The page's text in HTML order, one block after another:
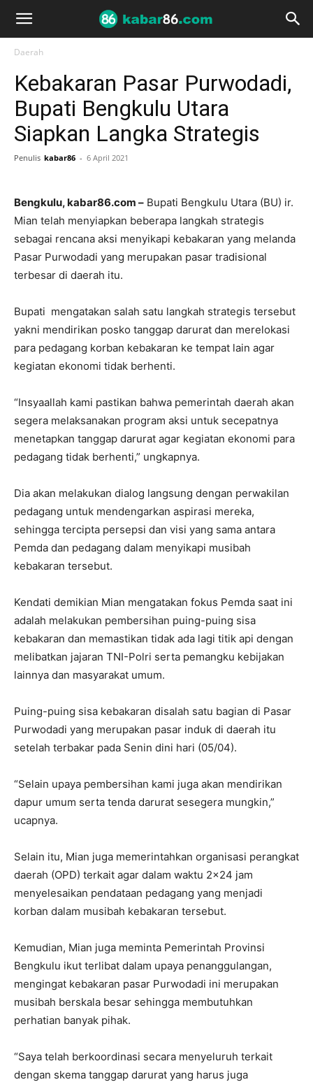
Daerah
Kebakaran Pasar Purwodadi,
Bupati Bengkulu Utara
Siapkan Langka Strategis
Penulis kabar86 - 6 April 2021
Bengkulu, kabar86.com – Bupati Bengkulu Utara (BU) ir.
Mian telah menyiapkan beberapa langkah strategis
sebagai rencana aksi menyikapi kebakaran yang melanda
Pasar Purwodadi yang merupakan pasar tradisional
terbesar di daerah itu.
Bupati mengatakan salah satu langkah strategis tersebut
yakni mendirikan posko tanggap darurat dan merelokasi
para pedagang korban kebakaran ke tempat lain agar
kegiatan ekonomi tidak berhenti.
“Insyaallah kami pastikan bahwa pemerintah daerah akan
segera melaksanakan program aksi untuk secepatnya
menetapkan tanggap darurat agar kegiatan ekonomi para
pedagang tidak berhenti,” ungkapnya.
Dia akan melakukan dialog langsung dengan perwakilan
pedagang untuk mendengarkan aspirasi mereka,
sehingga tercipta persepsi dan visi yang sama antara
Pemda dan pedagang dalam menyikapi musibah
kebakaran tersebut.
Kendati demikian Mian mengatakan fokus Pemda saat ini
adalah melakukan pembersihan puing-puing sisa
kebakaran dan memastikan tidak ada lagi titik api dengan
melibatkan jajaran TNI-Polri serta pemangku kebijakan
lainnya dan masyarakat umum.
Puing-puing sisa kebakaran disalah satu bagian di Pasar
Purwodadi yang merupakan pasar induk di daerah itu
setelah terbakar pada Senin dini hari (05/04).
“Selain upaya pembersihan kami juga akan mendirikan
dapur umum serta tenda darurat sesegera mungkin,”
ucapnya.
Selain itu, Mian juga memerintahkan organisasi perangkat
daerah (OPD) terkait agar dalam waktu 2×24 jam
menyelesaikan pendataan pedagang yang menjadi
korban dalam musibah kebakaran tersebut.
Kemudian, Mian juga meminta Pemerintah Provinsi
Bengkulu ikut terlibat dalam upaya penanggulangan,
mengingat kebakaran pasar Purwodadi ini merupakan
musibah berskala besar sehingga membutuhkan
perhatian banyak pihak.
“Saya telah berkoordinasi secara menyeluruh terkait
dengan skema tanggap darurat yang harus juga